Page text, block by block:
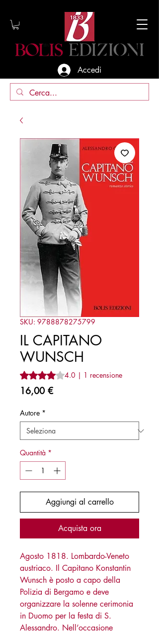
Accedi
SKU: 9788878275799
IL CAPITANO
WUNSCH
Sulla base di 1 recensione, la
4.0 | 1 recensione
16,00 €Prezzo
Autore *
Quantità *
Aggiungi al carrello
Acquista ora
Agosto 1818. Lombardo-Veneto
austriaco. Il Capitano Konstantin
Wunsch è posto a capo della
Polizia di Bergamo e deve
organizzare la solenne cerimonia
in Duomo per la festa di S.
Alessandro. Nell’occasione